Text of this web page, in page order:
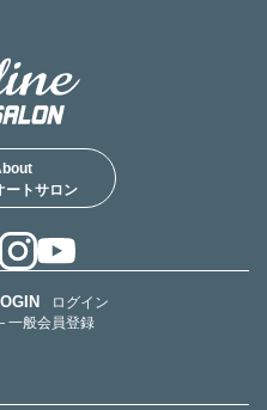
ートサロン
ログイン
一般会員登録